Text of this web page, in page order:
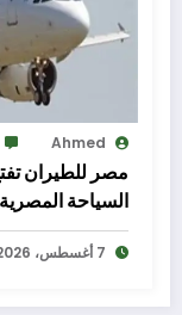
Ahmed
مصر للطيران
السياحة
إلى شرم الشيخ
7 أغسطس، 2026